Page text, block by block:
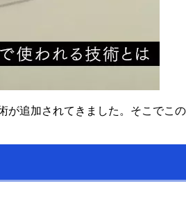
追加されてきました。そこでこ